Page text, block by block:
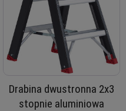
Drabina dwustronna 2x3
stopnie aluminiowa